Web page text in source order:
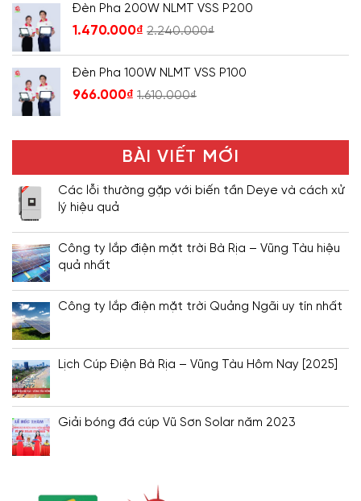
Đèn Pha 200W NLMT VSS P200
1.470.000₫ 2.240.000₫
Đèn Pha 100W NLMT VSS P100
966.000₫ 1.610.000₫
BÀI VIẾT MỚI
Các lỗi thường gặp với biến tần Deye và cách xử
lý hiệu quả
Công ty lắp điện mặt trời Bà Rịa – Vũng Tàu hiệu
quả nhất
Công ty lắp điện mặt trời Quảng Ngãi uy tín nhất
Lịch Cúp Điện Bà Rịa – Vũng Tàu Hôm Nay [2025]
Giải bóng đá cúp Vũ Sơn Solar năm 2023